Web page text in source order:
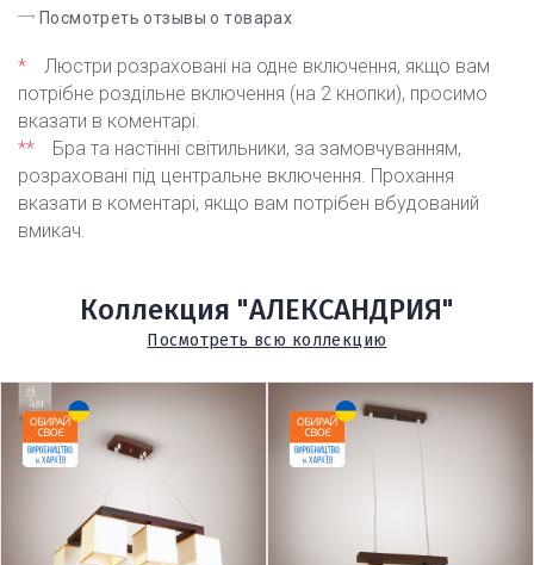
Посмотреть отзывы о товарах
*
Люстри розраховані на одне включення, якщо вам
потрібне роздільне включення (на 2 кнопки), просимо
вказати в коментарі.
**
Бра та настінні світильники, за замовчуванням,
розраховані під центральне включення. Прохання
вказати в коментарі, якщо вам потрібен вбудований
вмикач.
Коллекция "АЛЕКСАНДРИЯ"
Посмотреть всю коллекцию